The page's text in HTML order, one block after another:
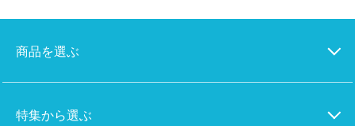
商品を選ぶ
特集から選ぶ